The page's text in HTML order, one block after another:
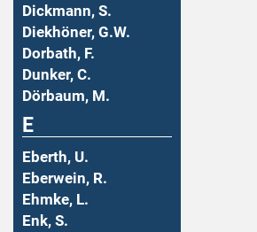
Dickmann, S.
Diekhöner, G.W.
Dorbath, F.
Dunker, C.
Dörbaum, M.
E
Eberth, U.
Eberwein, R.
Ehmke, L.
Enk, S.